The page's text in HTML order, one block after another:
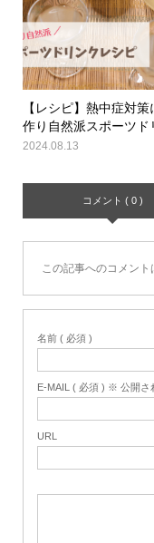
【レシピ】熱中症対
作り自然派スポーツド
2024.08.13
コメント ( 0 )
この記事へのコメント
名前 ( 必須 )
E-MAIL ( 必須 ) ※ 公開さ
URL